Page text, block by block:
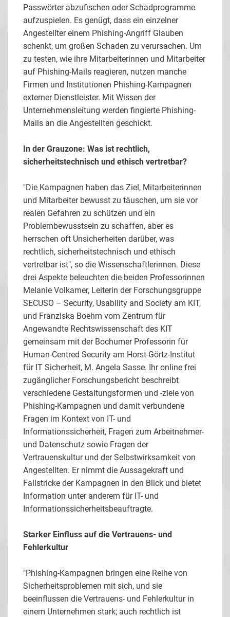
Passwörter abzufischen oder Schadprogramme
aufzuspielen. Es genügt, dass ein einzelner
Angestellter einem Phishing-Angriff Glauben
schenkt, um großen Schaden zu verursachen. Um
zu testen, wie ihre Mitarbeiterinnen und Mitarbeiter
auf Phishing-Mails reagieren, nutzen manche
Firmen und Institutionen Phishing-Kampagnen
externer Dienstleister. Mit Wissen der
Unternehmensleitung werden fingierte Phishing-
Mails an die Angestellten geschickt.
In der Grauzone: Was ist rechtlich,
sicherheitstechnisch und ethisch vertretbar?
"Die Kampagnen haben das Ziel, Mitarbeiterinnen
und Mitarbeiter bewusst zu täuschen, um sie vor
realen Gefahren zu schützen und ein
Problembewusstsein zu schaffen, aber es
herrschen oft Unsicherheiten darüber, was
rechtlich, sicherheitstechnisch und ethisch
vertretbar ist", so die Wissenschaftlerinnen. Diese
drei Aspekte beleuchten die beiden Professorinnen
Melanie Volkamer, Leiterin der Forschungsgruppe
SECUSO – Security, Usability and Society am KIT,
und Franziska Boehm vom Zentrum für
Angewandte Rechtswissenschaft des KIT
gemeinsam mit der Bochumer Professorin für
Human-Centred Security am Horst-Görtz-Institut
für IT Sicherheit, M. Angela Sasse. Ihr online frei
zugänglicher Forschungsbericht beschreibt
verschiedene Gestaltungsformen und -ziele von
Phishing-Kampagnen und damit verbundene
Fragen im Kontext von IT- und
Informationssicherheit, Fragen zum Arbeitnehmer-
und Datenschutz sowie Fragen der
Vertrauenskultur und der Selbstwirksamkeit von
Angestellten. Er nimmt die Aussagekraft und
Fallstricke der Kampagnen in den Blick und bietet
Information unter anderem für IT- und
Informationssicherheitsbeauftragte.
Starker Einfluss auf die Vertrauens- und
Fehlerkultur
"Phishing-Kampagnen bringen eine Reihe von
Sicherheitsproblemen mit sich, und sie
beeinflussen die Vertrauens- und Fehlerkultur in
einem Unternehmen stark; auch rechtlich ist